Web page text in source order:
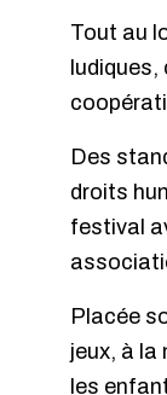
Tout au
Des
droits
festival
Placée
jeux, à la
les